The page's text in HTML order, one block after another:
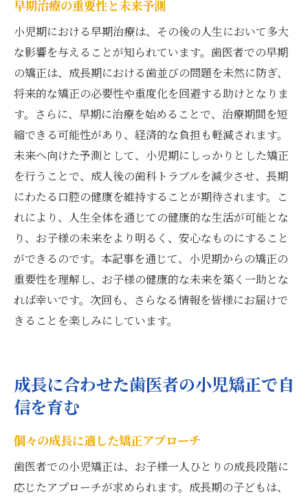
早期治療の重要性と未来予測
小児期における早期治療は、その後の人生において多大
な影響を与えることが知られています。歯医者での早期
の矯正は、成長期における歯並びの問題を未然に防ぎ、
将来的な矯正の必要性や重度化を回避する助けとなりま
す。さらに、早期に治療を始めることで、治療期間を短
縮できる可能性があり、経済的な負担も軽減されます。
未来へ向けた予測として、小児期にしっかりとした矯正
を行うことで、成人後の歯科トラブルを減少させ、長期
にわたる口腔の健康を維持することが期待されます。こ
れにより、人生全体を通じての健康的な生活が可能とな
り、お子様の未来をより明るく、安心なものにすること
ができるのです。本記事を通じて、小児期からの矯正の
重要性を理解し、お子様の健康的な未来を築く一助とな
れば幸いです。次回も、さらなる情報を皆様にお届けで
きることを楽しみにしています。
成長に合わせた歯医者の小児矯正で自
信を育む
個々の成長に適した矯正アプローチ
歯医者での小児矯正は、お子様一人ひとりの成長段階に
応じたアプローチが求められます。成長期の子どもは、